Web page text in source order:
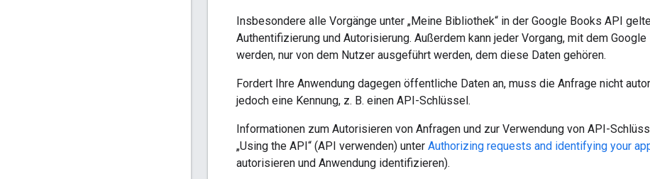
Insbesondere alle Vorgänge unter „Meine Bibliothek“ in der Google Books API
Authentifizierung und Autorisierung. Außerdem kann jeder Vorgang, mit dem
werden, nur von dem Nutzer ausgeführt werden, dem diese Daten gehören.
Fordert Ihre Anwendung dagegen öffentliche Daten an, muss die Anfrage nicht
jedoch eine Kennung, z. B. einen API-Schlüssel.
Informationen zum Autorisieren von Anfragen und zur Verwendung von API-
„Using the API“ (API verwenden) unter Authorizing requests and identifying your
autorisieren und Anwendung identifizieren).